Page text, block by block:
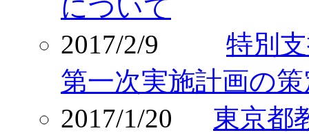
について
2017/2/9 特別
第一次実施計画の
2017/1/20 東京都